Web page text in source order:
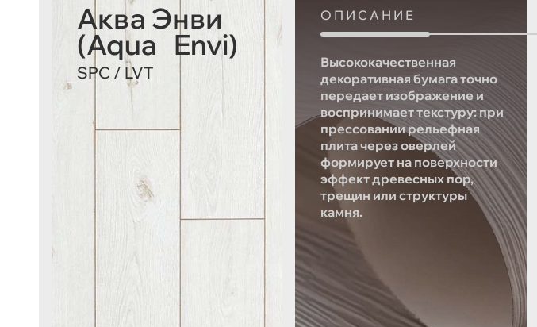
Аква Энви
(Aqua Envi)
SPC / LVT
ОПИСАНИЕ
Высококачественная
декоративная бумага точно
передает изображение и
воспринимает текстуру: при
прессовании рельефная
плита через оверлей
формирует на поверхности
эффект древесных пор,
трещин или структуры
камня.